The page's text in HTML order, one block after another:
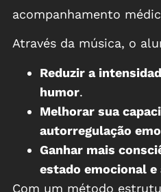
acompanhamento
Através da música, o
Reduzir a
humor.
Melhorar sua
autorregulação
Ganhar mais
estado emocional
Com um método